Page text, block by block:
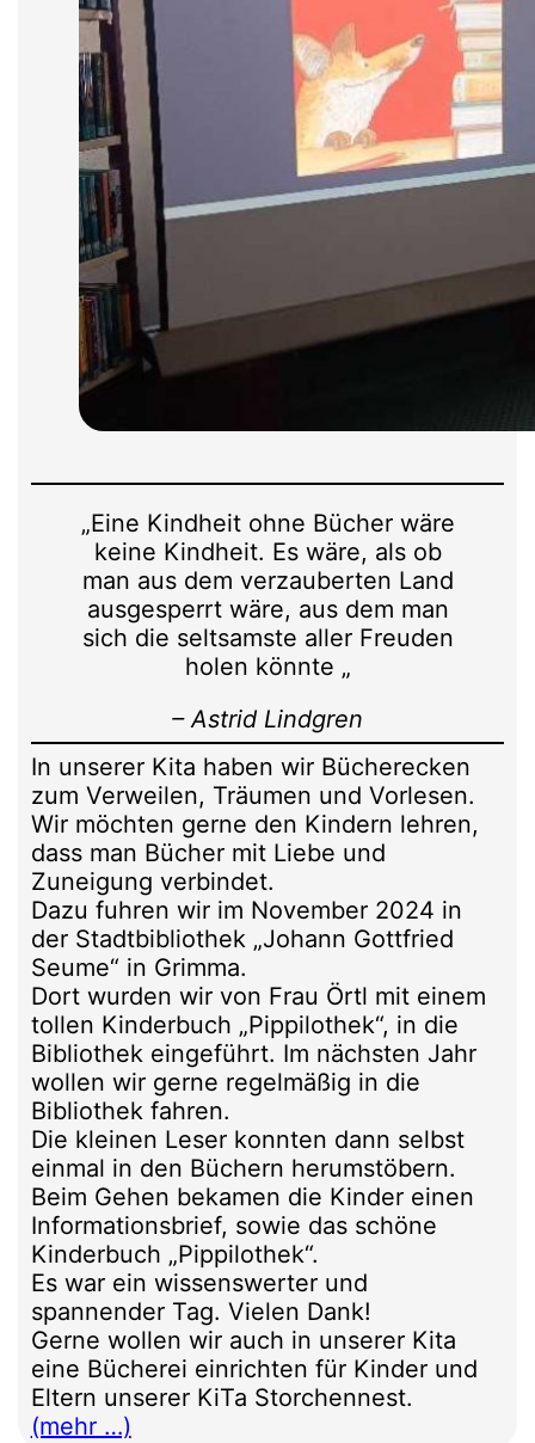
„Eine Kindheit ohne Bücher wäre
keine Kindheit. Es wäre, als ob
man aus dem verzauberten Land
ausgesperrt wäre, aus dem man
sich die seltsamste aller Freuden
holen könnte „
– Astrid Lindgren
In unserer Kita haben wir Bücherecken
zum Verweilen, Träumen und Vorlesen.
Wir möchten gerne den Kindern lehren,
dass man Bücher mit Liebe und
Zuneigung verbindet.
Dazu fuhren wir im November 2024 in
der Stadtbibliothek „Johann Gottfried
Seume“ in Grimma.
Dort wurden wir von Frau Örtl mit einem
tollen Kinderbuch „Pippilothek“, in die
Bibliothek eingeführt. Im nächsten Jahr
wollen wir gerne regelmäßig in die
Bibliothek fahren.
Die kleinen Leser konnten dann selbst
einmal in den Büchern herumstöbern.
Beim Gehen bekamen die Kinder einen
Informationsbrief, sowie das schöne
Kinderbuch „Pippilothek“.
Es war ein wissenswerter und
spannender Tag. Vielen Dank!
Gerne wollen wir auch in unserer Kita
eine Bücherei einrichten für Kinder und
Eltern unserer KiTa Storchennest.
(mehr …)